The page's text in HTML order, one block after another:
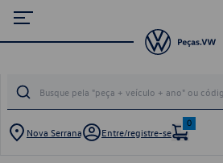
Nova Serrana Entre/registre-se
0